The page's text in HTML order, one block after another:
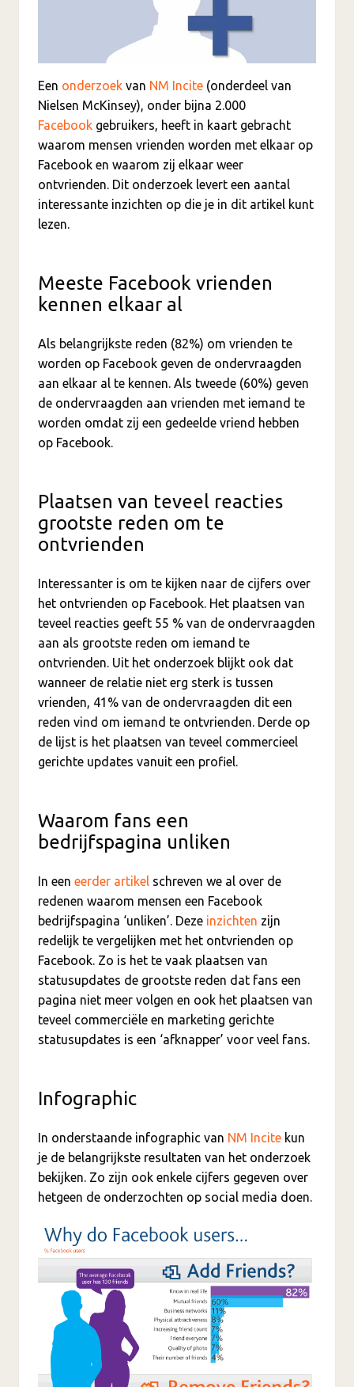
Een onderzoek van NM Incite (onderdeel van
Nielsen McKinsey), onder bijna 2.000
Facebook gebruikers, heeft in kaart gebracht
waarom mensen vrienden worden met elkaar op
Facebook en waarom zij elkaar weer
ontvrienden. Dit onderzoek levert een aantal
interessante inzichten op die je in dit artikel kunt
lezen.
Meeste Facebook vrienden
kennen elkaar al
Als belangrijkste reden (82%) om vrienden te
worden op Facebook geven de ondervraagden
aan elkaar al te kennen. Als tweede (60%) geven
de ondervraagden aan vrienden met iemand te
worden omdat zij een gedeelde vriend hebben
op Facebook.
Plaatsen van teveel reacties
grootste reden om te
ontvrienden
Interessanter is om te kijken naar de cijfers over
het ontvrienden op Facebook. Het plaatsen van
teveel reacties geeft 55 % van de ondervraagden
aan als grootste reden om iemand te
ontvrienden. Uit het onderzoek blijkt ook dat
wanneer de relatie niet erg sterk is tussen
vrienden, 41% van de ondervraagden dit een
reden vind om iemand te ontvrienden. Derde op
de lijst is het plaatsen van teveel commercieel
gerichte updates vanuit een profiel.
Waarom fans een
bedrijfspagina unliken
In een eerder artikel schreven we al over de
redenen waarom mensen een Facebook
bedrijfspagina ‘unliken’. Deze inzichten zijn
redelijk te vergelijken met het ontvrienden op
Facebook. Zo is het te vaak plaatsen van
statusupdates de grootste reden dat fans een
pagina niet meer volgen en ook het plaatsen van
teveel commerciële en marketing gerichte
statusupdates is een ‘afknapper’ voor veel fans.
Infographic
In onderstaande infographic van NM Incite kun
je de belangrijkste resultaten van het onderzoek
bekijken. Zo zijn ook enkele cijfers gegeven over
hetgeen de onderzochten op social media doen.